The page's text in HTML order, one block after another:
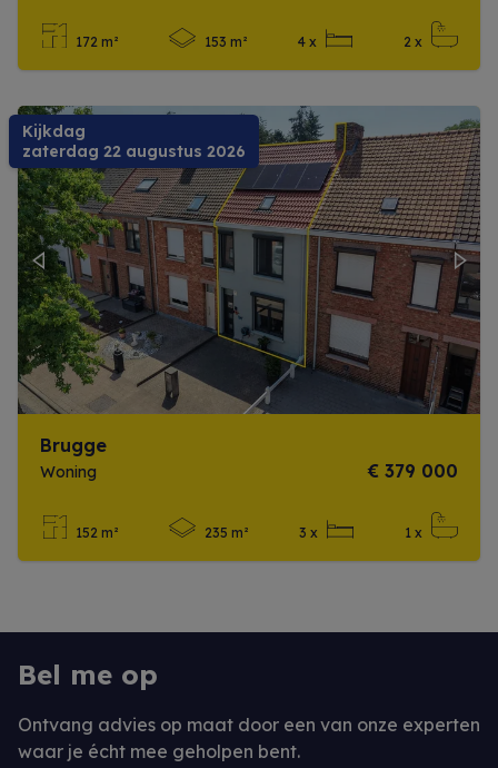
172 m² 153 m² 4 x 2 x
Kijkdag
zaterdag 22 augustus 2026
Previous Next
Brugge
Woning € 379 000
152 m² 235 m² 3 x 1 x
Bel me op
Ontvang advies op maat door een van onze experten
waar je écht mee geholpen bent.